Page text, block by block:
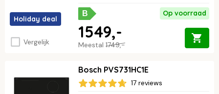
Holiday deal
Vergelijk
B Op voorraad
Meestal 1749,-
1549,-
Bosch PVS731HC1E
17 reviews